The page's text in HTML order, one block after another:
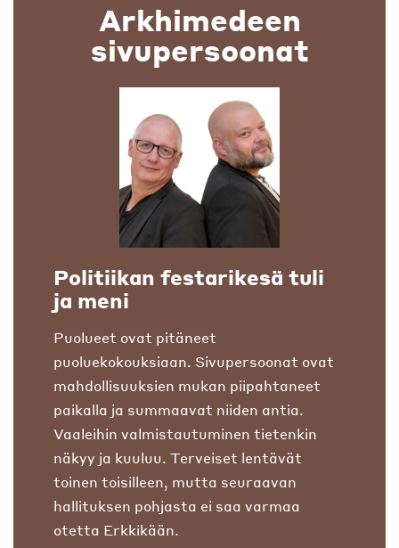
Arkhimedeen
sivupersoonat
Politiikan festarikesä tuli
ja meni
Puolueet ovat pitäneet
puoluekokouksiaan. Sivupersoonat ovat
mahdollisuuksien mukan piipahtaneet
paikalla ja summaavat niiden antia.
Vaaleihin valmistautuminen tietenkin
näkyy ja kuuluu. Terveiset lentävät
toinen toisilleen, mutta seuraavan
hallituksen pohjasta ei saa varmaa
otetta Erkkikään.